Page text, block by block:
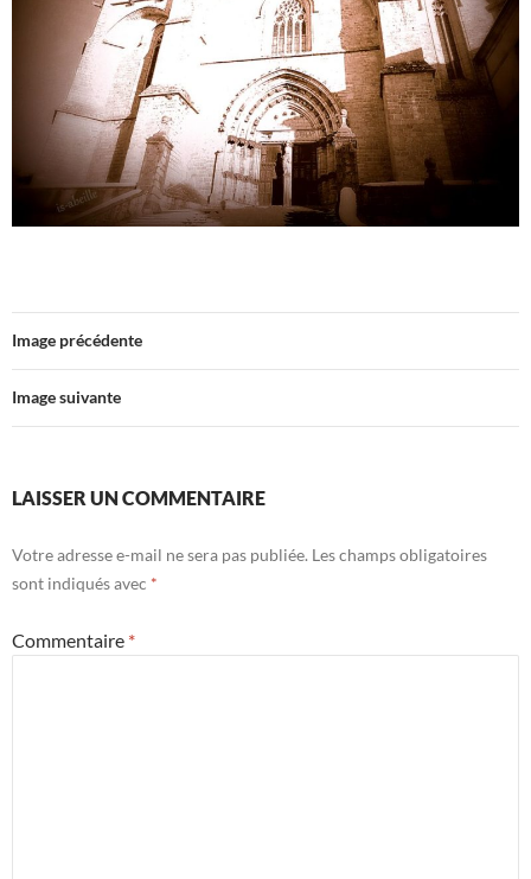
Image précédente
Image suivante
LAISSER UN COMMENTAIRE
Votre adresse e-mail ne sera pas publiée. Les champs obligatoires
sont indiqués avec *
Commentaire *